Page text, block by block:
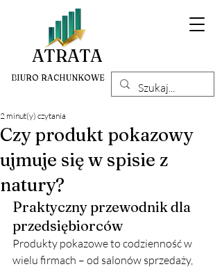
ATRATA
BIURO RACHUNKOWE
Czy produkt pokazowy
ujmuje się w spisie z
natury?
2 minut(y) czytania
Praktyczny przewodnik dla
przedsiębiorców
Produkty pokazowe to codzienność w
wielu firmach – od salonów sprzedaży,